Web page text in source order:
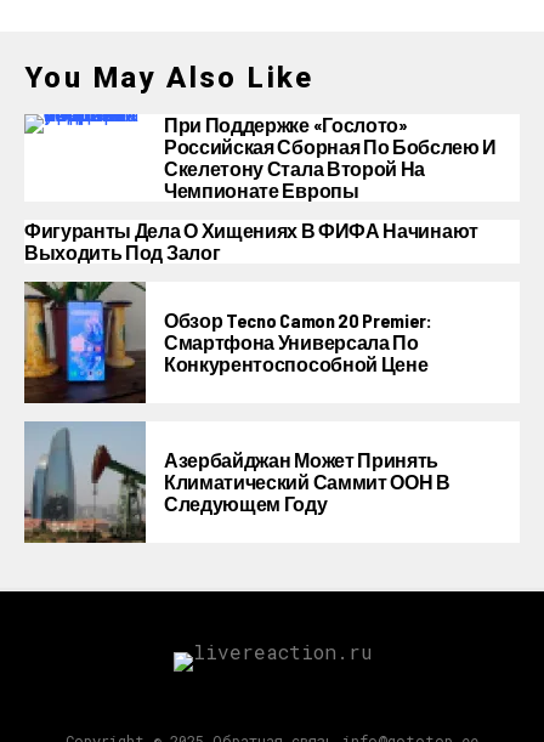
You May Also Like
При Поддержке «Гослото»
Российская Сборная По Бобслею И
Скелетону Стала Второй На
Чемпионате Европы
Фигуранты Дела О Хищениях В ФИФА Начинают
Выходить Под Залог
Обзор Tecno Camon 20 Premier:
Смартфона Универсала По
Конкурентоспособной Цене
Азербайджан Может Принять
Климатический Саммит ООН В
Следующем Году